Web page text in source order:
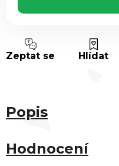
Zeptat se Hlídat
Popis
Hodnocení